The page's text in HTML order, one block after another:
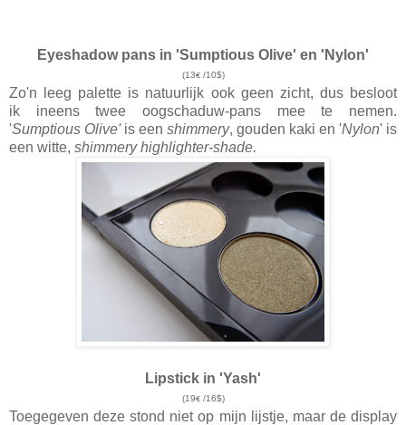
Eyeshadow pans in 'Sumptious Olive' en 'Nylon'
(13€/10$)
Zo'n leeg palette is natuurlijk ook geen zicht, dus besloot
ik ineens twee oogschaduw-pans mee te nemen.
'Sumptious Olive'is een shimmery, gouden kaki en 'Nylon' is
een witte, shimmery highlighter-shade.
Lipstick in 'Yash'
(19€/16$)
Toegegeven deze stond niet op mijn lijstje, maar de display